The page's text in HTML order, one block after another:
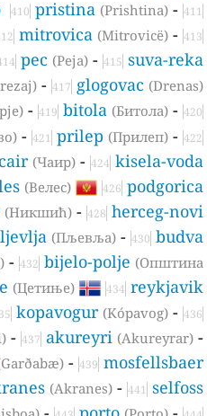
410 pristina(Prishtina) -411
mitrovica(Mitrovicë) -413
414 pec(Peja) -415 suva-reka
-417 glogovac(Drenas)
-419 bitola(Битола) -420
-421 prilep(Прилеп) -422
cair(Чаир) -424 kisela-voda
(Велес) 426 podgorica
(Никшић) -428 herceg-novi
(Пљевља) -430 budva
-432 bijelo-polje(Oпштина
(Цетиње) 434 reykjavik
kopavogur(Kópavog) -436
-437 akureyri(Akureyrar) -
(Garðabæ) -439 mosfellsbaer
(Akranes) -441 selfoss